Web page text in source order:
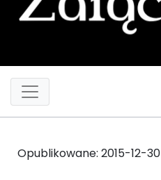
Opublikowane: 2015-12-30